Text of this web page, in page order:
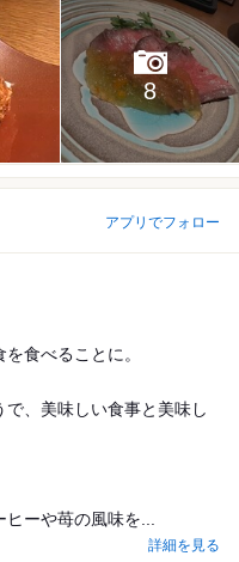
8
アプリでフォロー
食べることに。
、美味しい食事と美味し
ーや苺の風味を...
詳細を見る